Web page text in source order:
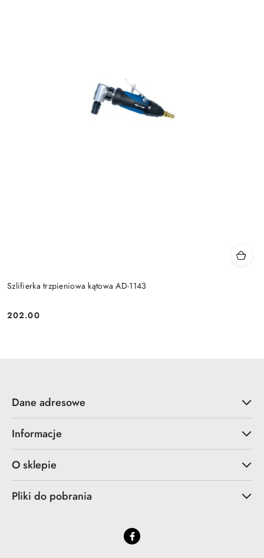
Szlifierka trzpieniowa kątowa AD-1143
Cena:
202.00
Dane adresowe
Informacje
O sklepie
Pliki do pobrania